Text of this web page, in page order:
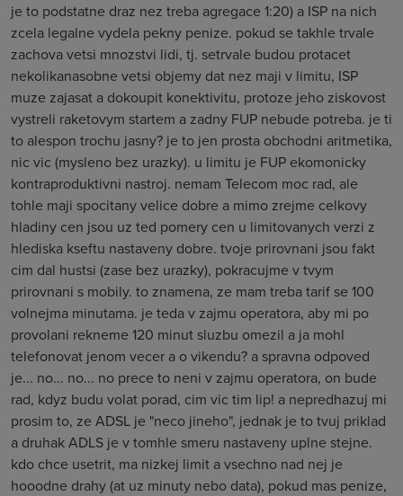
je to podstatne draz nez treba agregace 1:20) a ISP na nich
zcela legalne vydela pekny penize. pokud se takhle trvale
zachova vetsi mnozstvi lidi, tj. setrvale budou protacet
nekolikanasobne vetsi objemy dat nez maji v limitu, ISP
muze zajasat a dokoupit konektivitu, protoze jeho ziskovost
vystreli raketovym startem a zadny FUP nebude potreba. je ti
to alespon trochu jasny? je to jen prosta obchodni aritmetika,
nic vic (mysleno bez urazky). u limitu je FUP ekomonicky
kontraproduktivni nastroj. nemam Telecom moc rad, ale
tohle maji spocitany velice dobre a mimo zrejme celkovy
hladiny cen jsou uz ted pomery cen u limitovanych verzi z
hlediska kseftu nastaveny dobre. tvoje prirovnani jsou fakt
cim dal hustsi (zase bez urazky), pokracujme v tvym
prirovnani s mobily. to znamena, ze mam treba tarif se 100
volnejma minutama. je teda v zajmu operatora, aby mi po
provolani rekneme 120 minut sluzbu omezil a ja mohl
telefonovat jenom vecer a o vikendu? a spravna odpoved
je... no... no... no prece to neni v zajmu operatora, on bude
rad, kdyz budu volat porad, cim vic tim lip! a nepredhazuj mi
prosim to, ze ADSL je "neco jineho", jednak je to tvuj priklad
a druhak ADLS je v tomhle smeru nastaveny uplne stejne.
kdo chce usetrit, ma nizkej limit a vsechno nad nej je
hooodne drahy (at uz minuty nebo data), pokud mas penize,